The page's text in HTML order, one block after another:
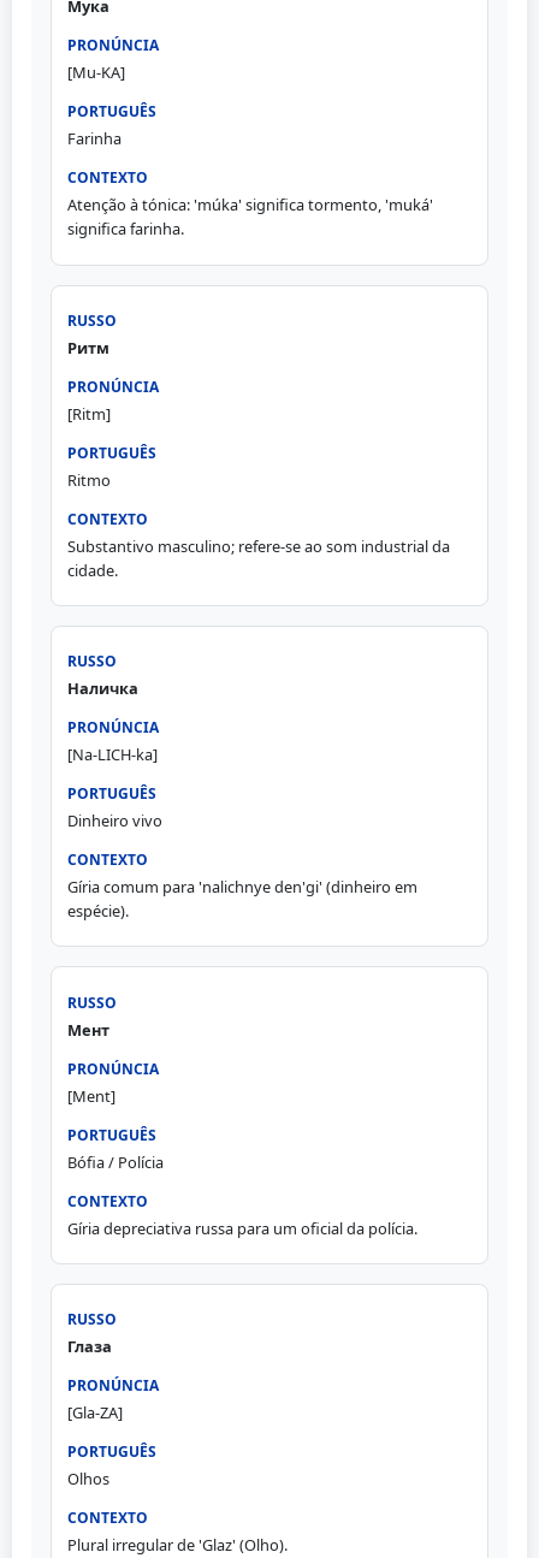
Мука
[Mu-KA]
Farinha
Atenção à tónica: 'múka' significa tormento, 'muká'
significa farinha.
Ритм
[Ritm]
Ritmo
Substantivo masculino; refere-se ao som industrial da
cidade.
Наличка
[Na-LICH-ka]
Dinheiro vivo
Gíria comum para 'nalichnye den'gi' (dinheiro em
espécie).
Мент
[Ment]
Bófia / Polícia
Gíria depreciativa russa para um oficial da polícia.
Глаза
[Gla-ZA]
Olhos
Plural irregular de 'Glaz' (Olho).